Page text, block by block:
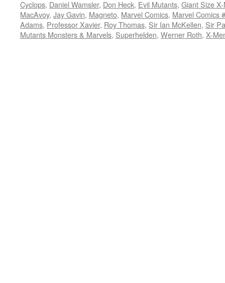
Cyclops, Daniel Wamsler, Don Heck, Evil Mutants, Giant Size
MacAvoy, Jay Gavin, Magneto, Marvel Comics, Marvel Comics
Adams, Professor Xavier, Roy Thomas, Sir Ian McKellen, Sir
Mutants Monsters & Marvels, Superhelden, Werner Roth, X-